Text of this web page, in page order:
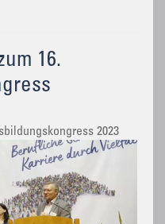
16.
2023